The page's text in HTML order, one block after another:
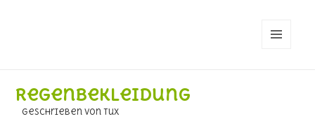
Regenbekleidung
geschrieben von Tux